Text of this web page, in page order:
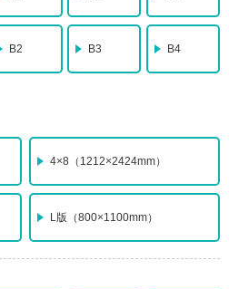
B2 B3 B4
4×8 （1212×2424mm）
L版 （800×1100mm）